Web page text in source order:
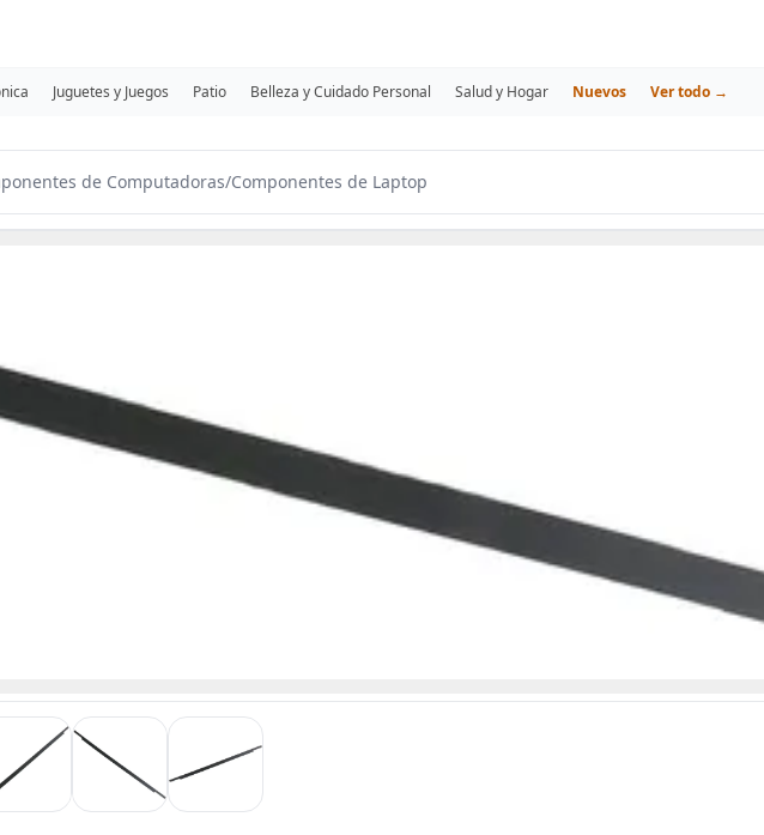
Juguetes y Juegos Patio Belleza y Cuidado Personal Salud y Hogar Nuevos Ver todo →
de Computadoras/Componentes de Laptop